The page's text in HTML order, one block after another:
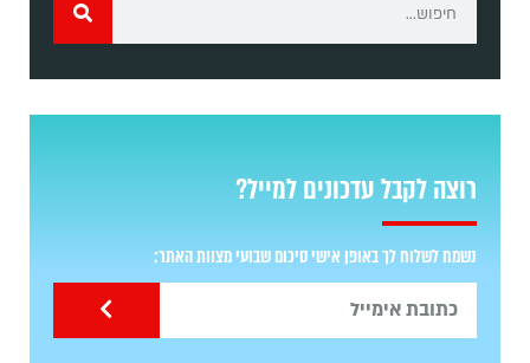
רוצה לקבל עדכונים למייל?
נשמח לשלוח לך באופן אישי סיכום שבועי מצוות האתר: